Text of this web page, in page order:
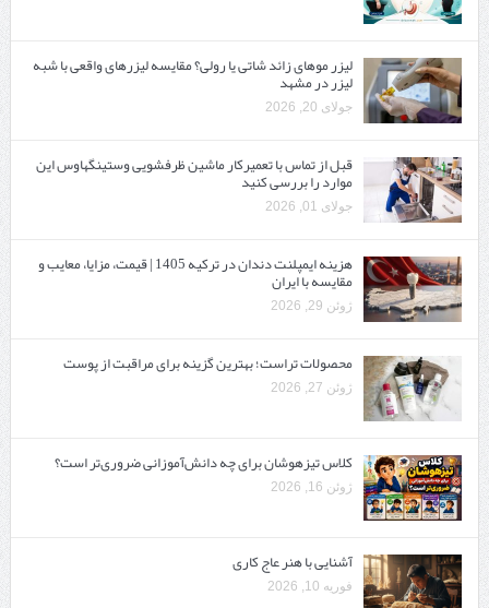
لیزر موهای زائد شاتی یا رولی؟ مقایسه لیزرهای واقعی با شبه‌
لیزر در مشهد
جولای 20, 2026
قبل از تماس با تعمیرکار ماشین ظرفشویی وستینگهاوس این
موارد را بررسی کنید
جولای 01, 2026
هزینه ایمپلنت دندان در ترکیه 1405 | قیمت، مزایا، معایب و
مقایسه با ایران
ژوئن 29, 2026
محصولات تراست؛ بهترین گزینه برای مراقبت از پوست
ژوئن 27, 2026
کلاس تیزهوشان برای چه دانش‌آموزانی ضروری‌تر است؟
ژوئن 16, 2026
آشنایی با هنر عاج کاری
فوریه 10, 2026